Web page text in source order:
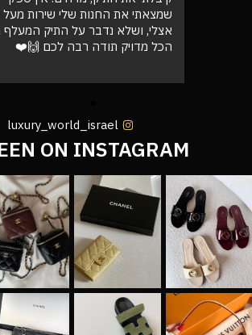
שמצאתי את החנות שלי שירות
אצלי, ושלא נדבר על התיק
הכל מדויק תודה רבה לכם 🙌❤️
luxury_world_israel
ON INSTAGRAM